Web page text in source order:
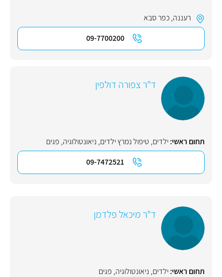
רעננה,כפר סבא
09-7700200
ד"ר צפורה דולפין
תחום ראשי:ילדים, טיפול נמרץ ילדים, ניאונטולוגיה, פגים
09-7472521
ד"ר מיכאל פלדמן
תחום ראשי:ילדים, ניאונטולוגיה, פגים